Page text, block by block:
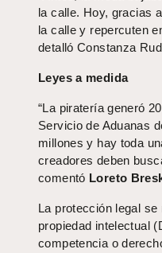
la calle. Hoy, gracias
la calle y repercuten
detalló Constanza
Leyes a medida
“La piratería generó
Servicio de Aduanas
millones y hay toda
creadores deben
comentó Loreto
La protección legal
propiedad intelectual
competencia o